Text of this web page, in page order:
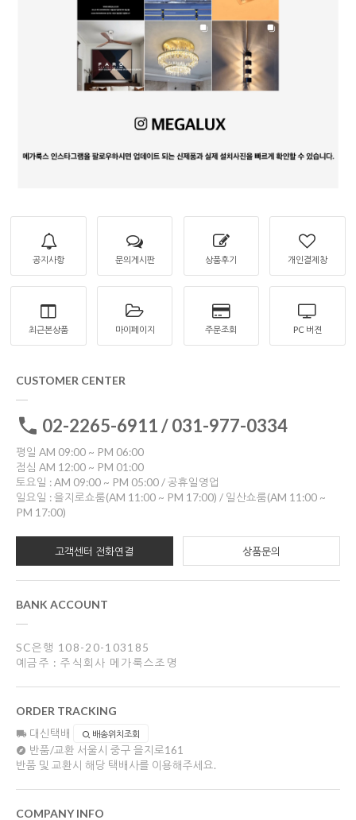
공지사항 문의게시판 상품후기 개인결제창
최근본상품 마이페이지 주문조회 PC 버젼
CUSTOMER CENTER
02-2265-6911 / 031-977-0334
평일 AM 09:00 ~ PM 06:00
점심 AM 12:00 ~ PM 01:00
토요일 : AM 09:00 ~ PM 05:00 / 공휴일영업
일요일 : 을지로쇼룸(AM 11:00 ~ PM 17:00) / 일산쇼룸(AM 11:00 ~
PM 17:00)
고객센터 전화연결 상품문의
BANK ACCOUNT
SC은행 108-20-103185
예금주 : 주식회사 메가룩스조명
ORDER TRACKING
대신택배 배송위치조회
반품/교환 서울시 중구 을지로161
반품 및 교환시 해당 택배사를 이용해주세요.
COMPANY INFO